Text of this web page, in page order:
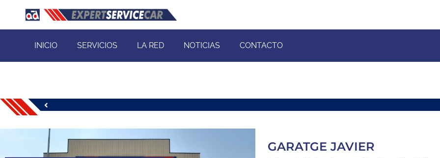
INICIO SERVICIOS LA RED NOTICIAS CONTACTO
GARATGE JAVIER